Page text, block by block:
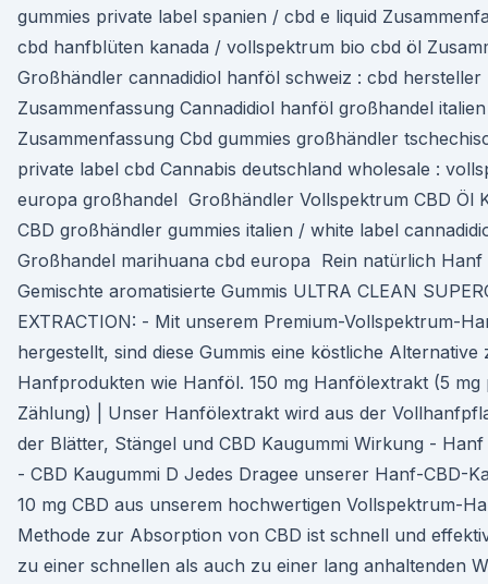
gummies private label spanien / cbd e liquid
cbd hanfblüten kanada / vollspektrum bio cbd öl
Großhändler cannadidiol hanföl schweiz : cbd hersteller
Zusammenfassung Cannadidiol hanföl großhandel
Zusammenfassung Cbd gummies großhändler
private label cbd Cannabis deutschland wholesale :
europa großhandel Großhändler Vollspektrum CBD Öl
CBD großhändler gummies italien / white label
Großhandel marihuana cbd europa Rein natürlich Hanf
Gemischte aromatisierte Gummis ULTRA CLEAN
EXTRACTION: - Mit unserem Premium-Vollspektrum-
hergestellt, sind diese Gummis eine köstliche
Hanfprodukten wie Hanföl. 150 mg Hanfölextrakt (5 mg
Zählung) | Unser Hanfölextrakt wird aus der
der Blätter, Stängel und CBD Kaugummi Wirkung -
- CBD Kaugummi D Jedes Dragee unserer Hanf-CBD-
10 mg CBD aus unserem hochwertigen Vollspektrum-
Methode zur Absorption von CBD ist schnell und
zu einer schnellen als auch zu einer lang anhaltenden